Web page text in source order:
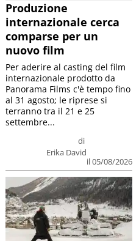
Produzione
internazionale cerca
comparse per un
nuovo film
di
Erika David
il 05/08/2026
Per aderire al casting del film
internazionale prodotto da
Panorama Films c'è tempo fino
al 31 agosto; le riprese si
terranno tra il 21 e 25
settembre...